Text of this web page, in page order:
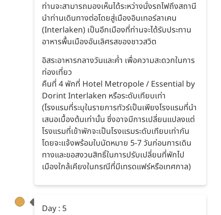
ท่านจะสามารถมองเห็นได้ระหว่างนั่งรถไฟถึงสถานี
นำท่านเดินทางต่อโดยสู่เมืองอินเทอร์ลาเคน
(Interlaken) เป็นอีกเมืองที่ท่านจะได้รับประทาน
อาหารพื้นเมืองอันเลิศรสของชาวสวิต
อิสระอาหารกลางวันและค่ำ เพื่อความสะดวกในการ
ท่องเที่ยว
คืนที่ 4 พักที่ Hotel Metropole / Essential by
Dorint Interlaken หรือระดับเทียบเท่า
(โรงแรมที่ระบุในรายการทัวร์เป็นเพียงโรงแรมที่นำ
เสนอเบื้องต้นเท่านั้น ซึ่งอาจมีการเปลี่ยนแปลงแต่
โรงแรมที่เข้าพักจะเป็นโรงแรมระดับเทียบเท่ากัน
โดยจะแจ้งพร้อมใบนัดหมาย 5-7 วันก่อนการเดิน
ทางและขอสงวนสิทธิ์ในการปรับเปลี่ยนที่พักไป
เมืองใกล้เคียงในกรณีที่มีเทรดแฟร์หรือเทศกาล)
Day : 5